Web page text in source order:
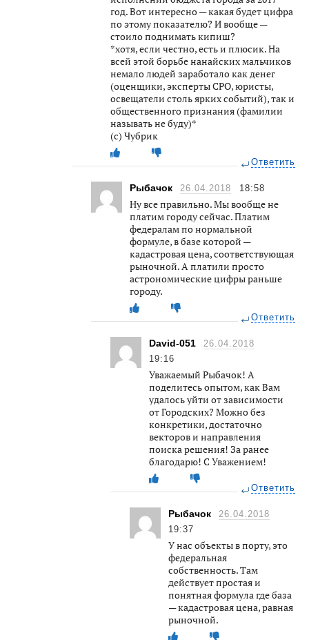
год. Вот интересно — какая будет цифра
по этому показателю? И вообще —
стоило поднимать кипиш?
*хотя, если честно, есть и плюсик. На
всей этой борьбе нанайских мальчиков
немало людей заработало как денег
(оценщики, эксперты СРО, юристы,
освещатели столь ярких событий), так и
общественного признания (фамилии
называть не буду)*
(с) Чубрик
Ответить
Рыбачок 26.04.2018 18:58
Ну все правильно. Мы вообще не
платим городу сейчас. Платим
федералам по нормальной
формуле, в базе которой —
кадастровая цена, соответствующая
рыночной. А платили просто
астрономические цифры раньше
городу.
Ответить
David-051
26.04.2018
19:16
Уважаемый Рыбачок! А
поделитесь опытом, как Вам
удалось уйти от зависимости
от Городских? Можно без
конкретики, достаточно
векторов и направления
поиска решения! За ранее
благодарю! С Уважением!
Ответить
Рыбачок
26.04.2018
19:37
У нас объекты в порту, это
федеральная
собственность. Там
действует простая и
понятная формула где база
— кадастровая цена, равная
рыночной.